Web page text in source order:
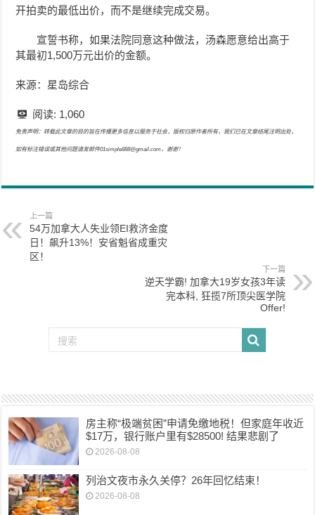
开拍卖的最低出价，而不是继续完成交易。
宣誓书称，如果法院同意这种做法，汤森愿意给出高于
其最初1,500万元出价的金额。
来源：星岛综合
阅读: 1,060
免责声明：转载此文章的目的旨在传播更多信息以服务于社会，版权归原作者所有，我们已在文章结尾注明出处，
如有标注错误或其他问题请发邮件01simple888@gmail.com，谢谢！
上一篇
54万加拿大人失业领EI救济金度
日！飙升13%！安省魁省成重灾
区！
下一篇
逆天学霸! 加拿大19岁女孩3年读
完本科, 狂揽7所顶尖医学院
Offer!
房主称“极端贫困”申请免缴地税！但家庭年收近
$17万，银行账户里有$28500! 结果悲剧了
2026-08-08
列治文夜市永久关停？26年回忆结束！
2026-08-08